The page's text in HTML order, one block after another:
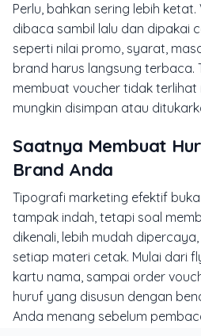
Perlu, bahkan sering lebih
dibaca sambil lalu dan dipakai
seperti nilai promo, syarat,
brand harus langsung terbaca.
membuat voucher tidak terlihat
mungkin disimpan atau
Saatnya Membuat
Brand Anda
Tipografi marketing efektif
tampak indah, tetapi soal
dikenali, lebih mudah
setiap materi cetak. Mulai dari
kartu nama, sampai order
huruf yang disusun dengan
Anda menang sebelum